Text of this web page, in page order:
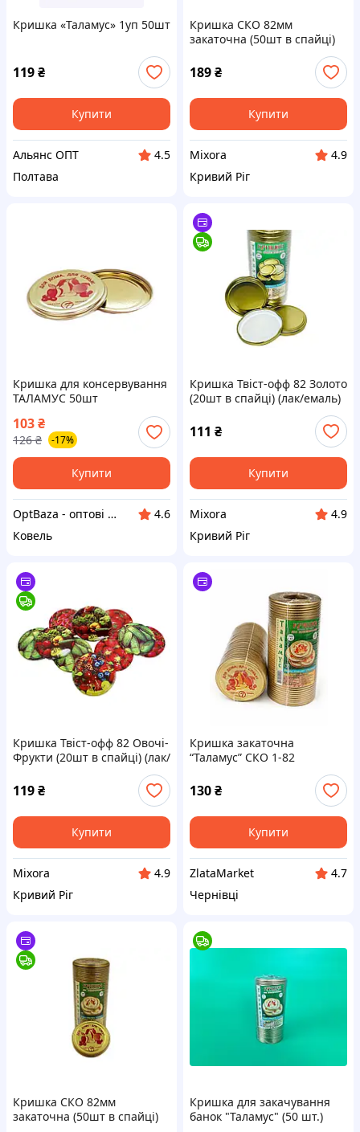
Кришка «Таламус» 1уп 50шт
119₴
Купити
Альянс ОПТ
4.5
Полтава
Кришка СКО 82мм
закаточна (50шт в спайці)
189₴
Купити
Mixora
4.9
Кривий Ріг
Кришка для консервування
ТАЛАМУС 50шт
103₴
126 ₴ -17%
Купити
OptBaza - оптові ціни для всіх
4.6
Ковель
Кришка Твіст-офф 82 Золото
(20шт в спайці) (лак/емаль)
111 ₴
Купити
Mixora
4.9
Кривий Ріг
Кришка Твіст-офф 82 Овочі-
Фрукти (20шт в спайці) (лак/
119₴
Купити
Mixora
4.9
Кривий Ріг
Кришка закаточна
“Таламус” СКО 1-82
металева для консервації,
блок 50 шт
130₴
Купити
ZlataMarket
4.7
Чернівці
Кришка СКО 82мм
закаточна (50шт в спайці)
Кришка для закачування
банок "Таламус" (50 шт.)